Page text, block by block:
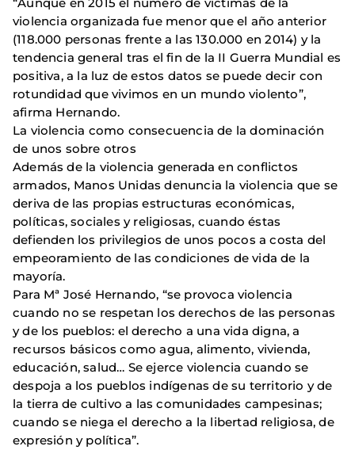
violencia organizada fue menor que el año anterior
(118.000 personas frente a las 130.000 en 2014) y la
tendencia general tras el fin de la II Guerra Mundial es
positiva, a la luz de estos datos se puede decir con
rotundidad que vivimos en un mundo violento”,
afirma Hernando.
La violencia como consecuencia de la dominación
de unos sobre otros
Además de la violencia generada en conflictos
armados, Manos Unidas denuncia la violencia que se
deriva de las propias estructuras económicas,
políticas, sociales y religiosas, cuando éstas
defienden los privilegios de unos pocos a costa del
empeoramiento de las condiciones de vida de la
mayoría.
Para Mª José Hernando, “se provoca violencia
cuando no se respetan los derechos de las personas
y de los pueblos: el derecho a una vida digna, a
recursos básicos como agua, alimento, vivienda,
educación, salud… Se ejerce violencia cuando se
despoja a los pueblos indígenas de su territorio y de
la tierra de cultivo a las comunidades campesinas;
cuando se niega el derecho a la libertad religiosa, de
expresión y política”.